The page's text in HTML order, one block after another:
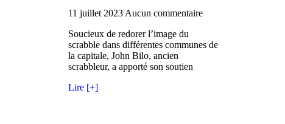
11 juillet 2023Aucun commentaire
Soucieux de redorer l’image du
scrabble dans différentes communes de
la capitale, John Bilo, ancien
scrabbleur, a apporté son soutien
Lire [+]